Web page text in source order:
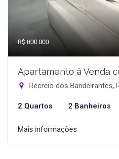
R$ 800.000
Apartamento à Venda
Recreio dos Bandeirantes,
2 Quartos 2 Banheiros
Mais informações